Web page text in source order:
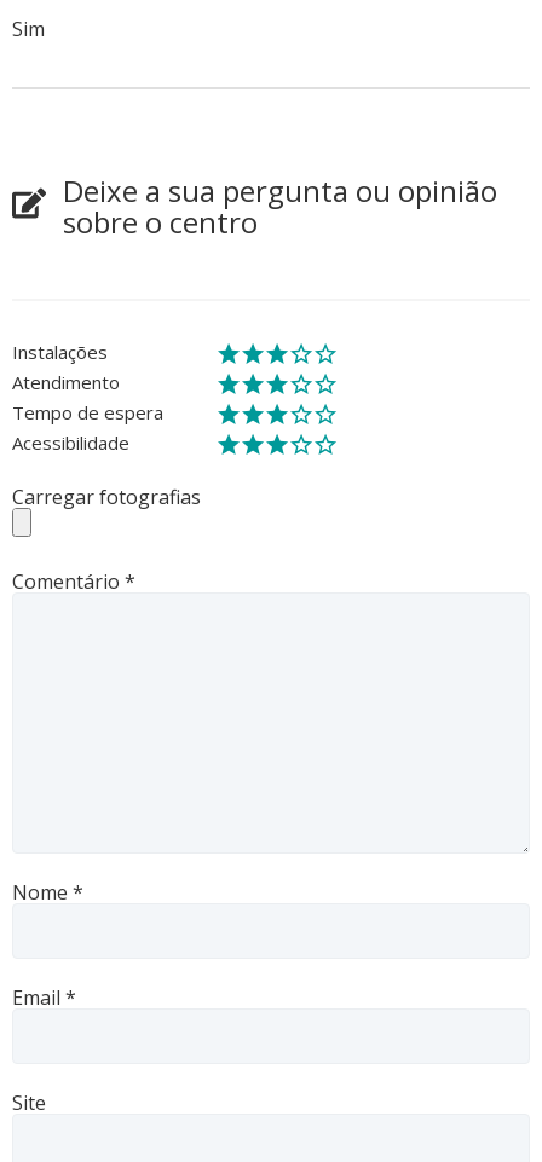
Sim
Deixe a sua pergunta ou opinião
sobre o centro
Instalações
Atendimento
Tempo de espera
Acessibilidade
Carregar fotografias
Comentário *
Nome *
Email *
Site